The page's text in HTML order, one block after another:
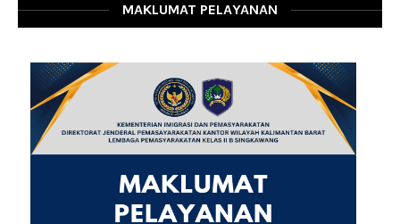
MAKLUMAT PELAYANAN